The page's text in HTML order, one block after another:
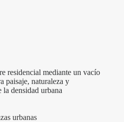
residencial mediante un vacío
paisaje, naturaleza y
la densidad urbana
urbanas